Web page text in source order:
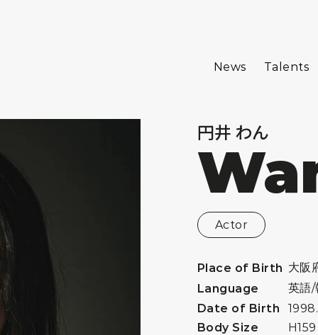
News Talents
円井 わん
Actor
Place of Birth 大阪
Language
英語/
Date of Birth
Body Size
H159